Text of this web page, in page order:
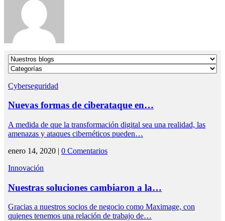
Cyberseguridad
Nuevas formas de ciberataque en…
A medida de que la transformación digital sea una realidad, las
amenazas y ataques cibernéticos pueden…
enero 14, 2020 | 0 Comentarios
Innovación
Nuestras soluciones cambiaron a la…
Gracias a nuestros socios de negocio como Maximage, con
quienes tenemos una relación de trabajo de…